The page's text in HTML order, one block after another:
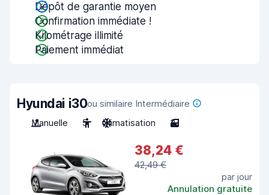
Dépôt de garantie moyen
Confirmation immédiate !
Kilométrage illimité
Paiement immédiat
Hyundai i30ou similaire Intermédiaire
Manuelle
5 Climatisation 3
38,24 €
42,49 €
par jour
Annulation gratuite